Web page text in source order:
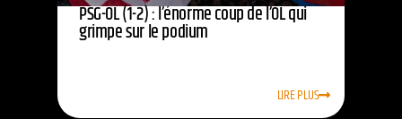
PSG-OL (1-2) : l’énorme coup de l’OL qui
grimpe sur le podium
LIRE PLUS